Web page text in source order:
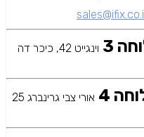
sales@ifix.co.il
וינגייט 42, כיכר דה
אורי צבי גרינברג 25